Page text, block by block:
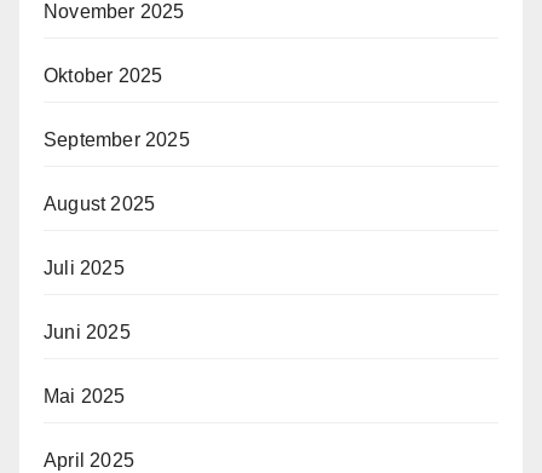
November 2025
Oktober 2025
September 2025
August 2025
Juli 2025
Juni 2025
Mai 2025
April 2025